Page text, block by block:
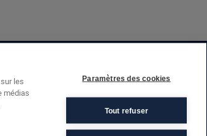
Espace candidats
À PROPOS
Talent
les
médias
Paramètres des cookies
Tout refuser